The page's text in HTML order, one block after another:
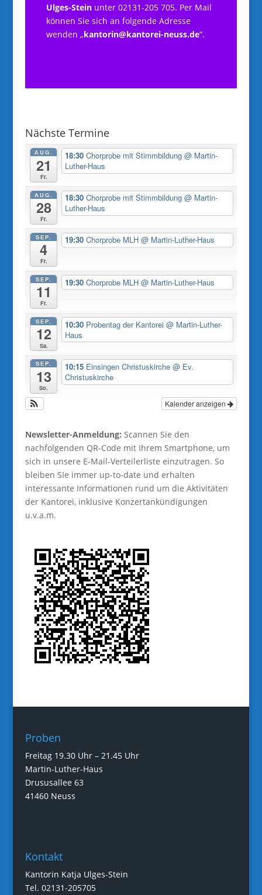
Ulges-Steinunter 02131-205 705. Per Mail
können Sie sich an folgende Adresse
wenden „kantorin@kantorei-neuss.de“.
Nächste Termine
AUG.
21
Fr.
18:30Chorprobe mit Stimmbildung@ Martin-
Luther-Haus
AUG.
28
Fr.
18:30Chorprobe mit Stimmbildung@ Martin-
Luther-Haus
SEP.
4
Fr.
19:30Chorprobe MLH@ Martin-Luther-Haus
SEP.
11
Fr.
19:30Chorprobe MLH@ Martin-Luther-Haus
SEP.
12
Sa.
10:30 Probentag der Kantorei@ Martin-Luther-
Haus
SEP.
13
So.
10:15 Einsingen Christuskirche@ Ev.
Christuskirche
Kalender anzeigen
Newsletter-Anmeldung: Scannen Sie den
nachfolgenden QR-Code mit Ihrem Smartphone, um
sich in unsere E-Mail-Verteilerliste einzutragen. So
bleiben SIe immer up-to-date und erhalten
interessante Informationen rund um die Aktivitäten
der Kantorei, inklusive Konzertankündigungen
u.v.a.m.
Proben
Freitag 19.30 Uhr – 21.45 Uhr
Martin-Luther-Haus
Drususallee 63
41460 Neuss
Kontakt
Kantorin Katja Ulges-Stein
Tel. 02131-205705